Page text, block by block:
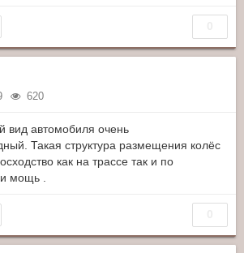
620
вид автомобиля очень
Такая структура размещения колёс
как на трассе так и по
мощь .